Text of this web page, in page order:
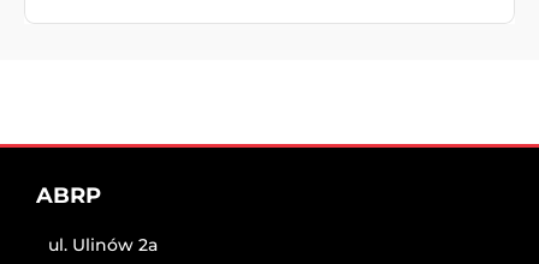
ABRP
ul. Ulinów 2a